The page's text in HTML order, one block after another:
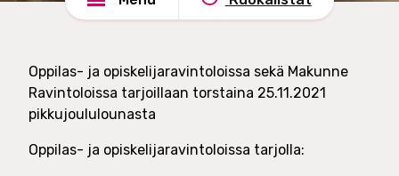
e
t
O
y
n
s
e
Oppilas- ja opiskelijaravintoloissa sekä Makunne
Ravintoloissa tarjoillaan torstaina 25.11.2021
pikkujoululounasta
Oppilas- ja opiskelijaravintoloissa tarjolla: